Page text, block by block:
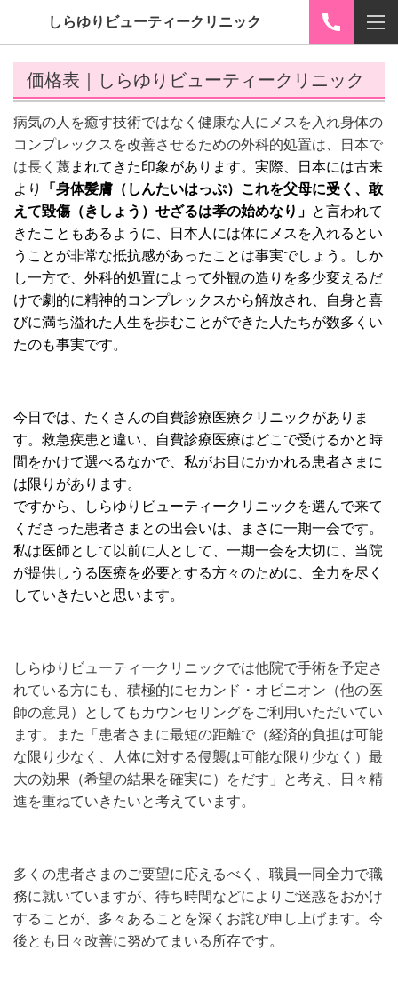
しらゆりビューティークリニック
価格表｜しらゆりビューティークリニック
病気の人を癒す技術ではなく健康な人にメスを入れ身体の
コンプレックスを改善させるための外科的処置は、日本で
は長く蔑まれてきた印象があります。実際、日本には古来
より
「身体髪膚（しんたいはっぷ）これを父母に受く、敢
えて毀傷（きしょう）せざるは孝の始めなり」 と言われて
きたこともあるように、日本人には体にメスを入れるとい
うことが非常な抵抗感があったことは事実でしょう。しか
し一方で、外科的処置によって外観の造りを多少変えるだ
けで劇的に精神的コンプレックスから解放され、自身と喜
びに満ち溢れた人生を歩むことができた人たちが数多くい
たのも事実です。
今日では、たくさんの自費診療医療クリニックがありま
す。救急疾患と違い、自費診療医療はどこで受けるかと時
間をかけて選べるなかで、私がお目にかかれる患者さまに
は限りがあります。
ですから、しらゆりビューティークリニックを選んで来て
くださった患者さまとの出会いは、まさに一期一会です。
私は医師として以前に人として、一期一会を大切に、当院
が提供しうる医療を必要とする方々のために、全力を尽く
していきたいと思います。
しらゆりビューティークリニックでは他院で手術を予定さ
れている方にも、積極的にセカンド・オピニオン（他の医
師の意見）としてもカウンセリングをご利用いただいてい
ます。また「患者さまに最短の距離で（経済的負担は可能
な限り少なく、人体に対する侵襲は可能な限り少なく）最
大の効果（希望の結果を確実に）をだす」と考え、日々精
進を重ねていきたいと考えています。
多くの患者さまのご要望に応えるべく、職員一同全力で職
務に就いていますが、待ち時間などによりご迷惑をおかけ
することが、多々あることを深くお詫び申し上げます。今
後とも日々改善に努めてまいる所存です。